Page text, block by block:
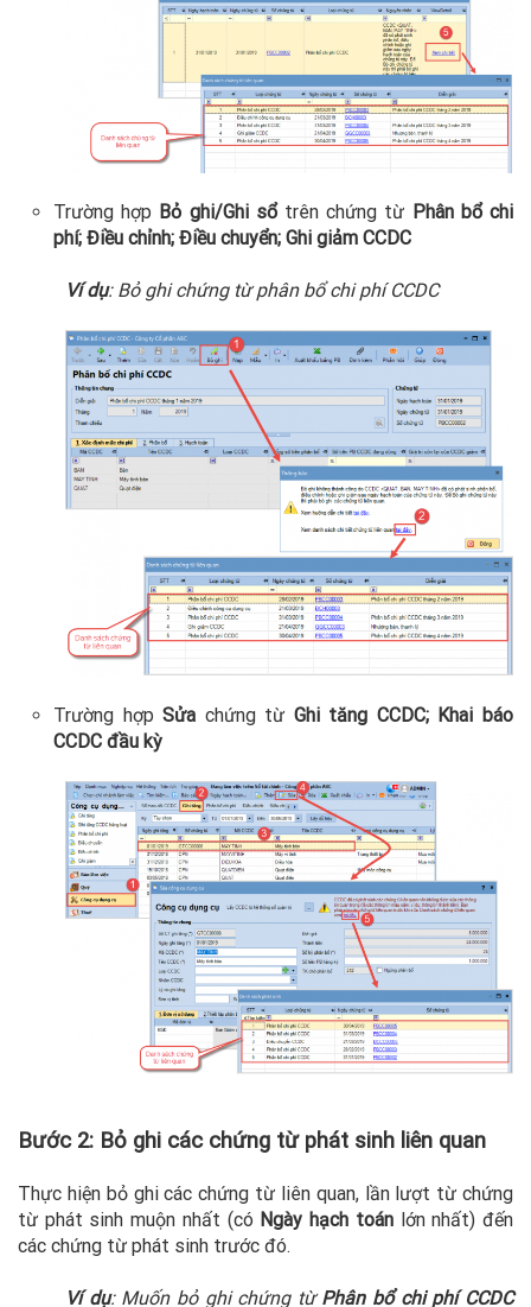
Trường hợp Bỏ ghi/Ghi sổ trên chứng từ Phân bổ chi
phí; Điều chỉnh; Điều chuyển; Ghi giảm CCDC
Ví dụ: Bỏ ghi chứng từ phân bổ chi phí CCDC
Trường hợpSửa chứng từ Ghi tăng CCDC; Khai báo
CCDC đầu kỳ
Bước 2: Bỏ ghi các chứng từ phát sinh liên quan
Thực hiện bỏ ghi các chứng từ liên quan, lần lượt từ chứng
từ phát sinh muộn nhất (có Ngày hạch toánlớn nhất) đến
các chứng từ phát sinh trước đó.
Ví dụ: Muốn bỏ ghi chứng từPhân bổ chi phí CCDC